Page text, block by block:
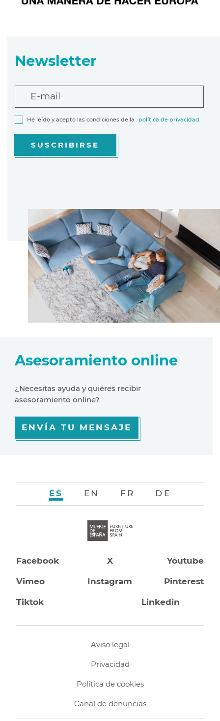
Newsletter
E-mail
He leído y acepto las condiciones de la política de privacidad
SUSCRIBIRSE
Asesoramiento online
¿Necesitas ayuda y quiéres recibir
asesoramiento online?
ENVÍA TU MENSAJE
Facebook X Youtube
Vimeo Instagram Pinterest
Tiktok Linkedin
ES EN FR DE
Aviso legal
Privacidad
Política de cookies
Canal de denuncias